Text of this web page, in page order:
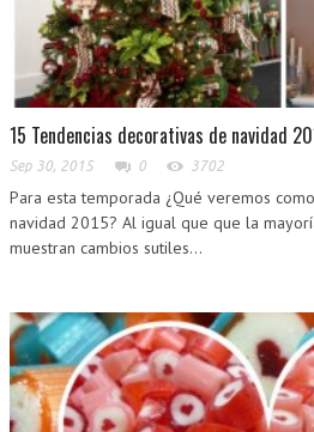
15 Tendencias decorativas de navidad
Sep 30, 2015 0 3702
Para esta temporada ¿Qué veremos
navidad 2015? Al igual que que la
muestran cambios sutiles...